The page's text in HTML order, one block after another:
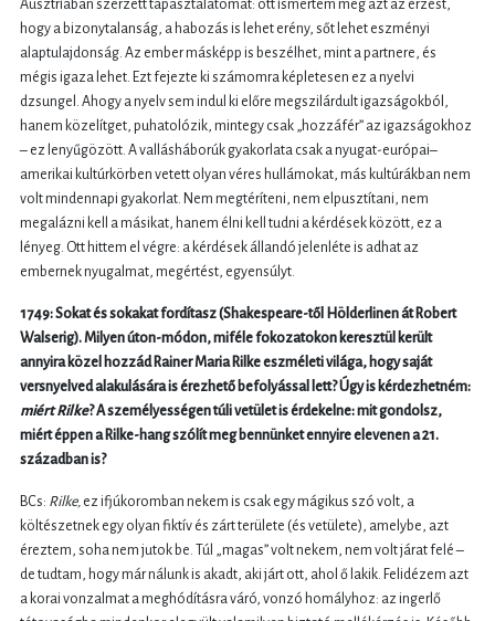
Ausztriában szerzett tapasztalatomat: ott ismertem meg azt az érzést,
hogy a bizonytalanság, a habozás is lehet erény, sőt lehet eszményi
alaptulajdonság. Az ember másképp is beszélhet, mint a partnere, és
mégis igaza lehet. Ezt fejezte ki számomra képletesen ez a nyelvi
dzsungel. Ahogy a nyelv sem indul ki előre megszilárdult igazságokból,
hanem közelítget, puhatolózik, mintegy csak „hozzáfér” az igazságokhoz
– ez lenyűgözött. A vallásháborúk gyakorlata csak a nyugat-európai–
amerikai kultúrkörben vetett olyan véres hullámokat, más kultúrákban nem
volt mindennapi gyakorlat. Nem megtéríteni, nem elpusztítani, nem
megalázni kell a másikat, hanem élni kell tudni a kérdések között, ez a
lényeg. Ott hittem el végre: a kérdések állandó jelenléte is adhat az
embernek nyugalmat, megértést, egyensúlyt.
1749: Sokat és sokakat fordítasz (Shakespeare-től Hölderlinen át Robert
Walserig). Milyen úton-módon, miféle fokozatokon keresztül került
annyira közel hozzád Rainer Maria Rilke eszméleti világa, hogy saját
versnyelved alakulására is érezhető befolyással lett? Úgy is kérdezhetném:
miért Rilke? A személyességen túli vetület is érdekelne: mit gondolsz,
miért éppen a Rilke-hang szólít meg bennünket ennyire elevenen a 21.
században is?
BCs: Rilke, ez ifjúkoromban nekem is csak egy mágikus szó volt, a
költészetnek egy olyan fiktív és zárt területe (és vetülete), amelybe, azt
éreztem, soha nem jutok be. Túl „magas” volt nekem, nem volt járat felé –
de tudtam, hogy már nálunk is akadt, aki járt ott, ahol ő lakik. Felidézem azt
a korai vonzalmat a meghódításra váró, vonzó homályhoz: az ingerlő